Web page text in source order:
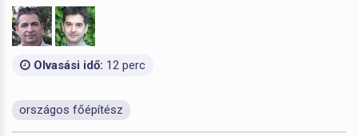
Olvasási idő: 12 perc
országos főépítész